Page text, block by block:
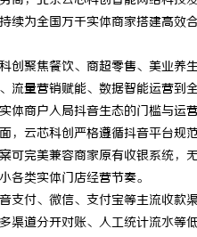
续为全国万千实体商家搭建高
聚焦餐饮、商超零售、美业养
流量营销赋能、数据智能运营
体商户入局抖音生态的门槛与运
云芯科创严格遵循抖音平台规
可完美兼容商家原有收银系统
各类实体门店经营节奏。
付、微信、支付宝等主流收款
渠道分开对账、人工统计流水